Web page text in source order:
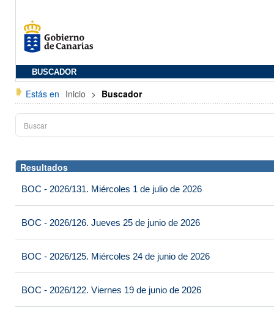
BUSCADOR
Estás en Inicio > Buscador
Resultados
BOC - 2026/131. Miércoles 1 de julio de 2026
BOC - 2026/126. Jueves 25 de junio de 2026
BOC - 2026/125. Miércoles 24 de junio de 2026
BOC - 2026/122. Viernes 19 de junio de 2026